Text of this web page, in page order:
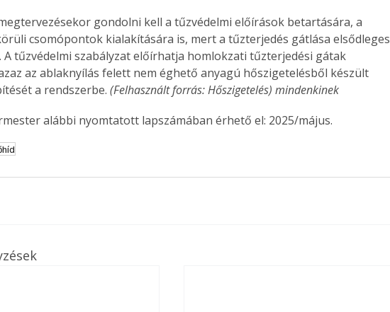
az
Old
új,
vagy
is
Együtt jobban megéri!
Bővebb információ itt!
Együtt jobban megéri! A
párosítással kedvezményes
gondolni kell a tűzvédelmi előírások betartására, a
csomópontok kialakítására is, mert a tűzterjedés gátlása elsődleges
A tűzvédelmi szabályzat előírhatja homlokzati tűzterjedési gátak
az ablaknyílás felett nem éghető anyagú hőszigetelésből készült
a rendszerbe. (Felhasznált forrás: Hőszigetelés) mindenkinek
alábbi nyomtatott lapszámában érhető el: 2025/május.